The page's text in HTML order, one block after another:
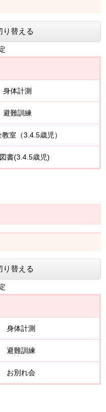
り替える
身体計測
避難訓練
室（3.4.5歳児）
書(3.4.5歳児)
り替える
身体計測
避難訓練
お別れ会